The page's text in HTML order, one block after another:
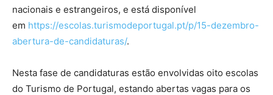
nacionais e estrangeiros, e está disponível
em https://escolas.turismodeportugal.pt/p/15-dezembro-
abertura-de-candidaturas/.
Nesta fase de candidaturas estão envolvidas oito escolas
do Turismo de Portugal, estando abertas vagas para os